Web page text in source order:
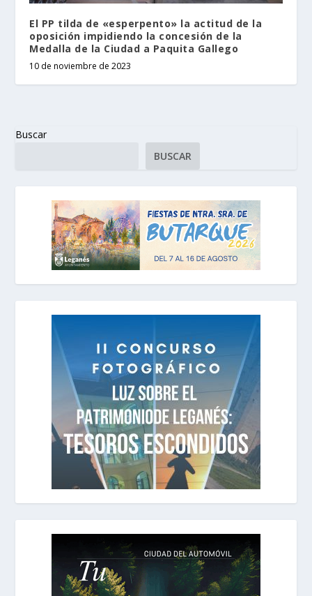
El PP tilda de «esperpento» la actitud de la
oposición impidiendo la concesión de la
Medalla de la Ciudad a Paquita Gallego
10 de noviembre de 2023
Buscar
BUSCAR